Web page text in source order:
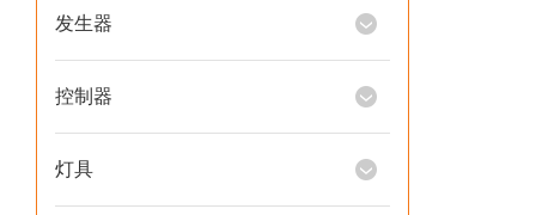
发生器
控制器
灯具